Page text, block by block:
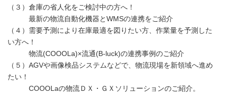
（３）倉庫の省人化をご検討中の方へ！
最新の物流自動化機器とWMSの連携をご紹介
（４）需要予測により在庫最適を図りたい方、作業量を予測した
い方へ！
物流(COOOLa)×流通(B-luck)の連携事例のご紹介
（５）AGVや画像検品システムなどで、物流現場を新領域へ進め
たい！
COOOLaの物流ＤＸ・ＧＸソリューションのご紹介。